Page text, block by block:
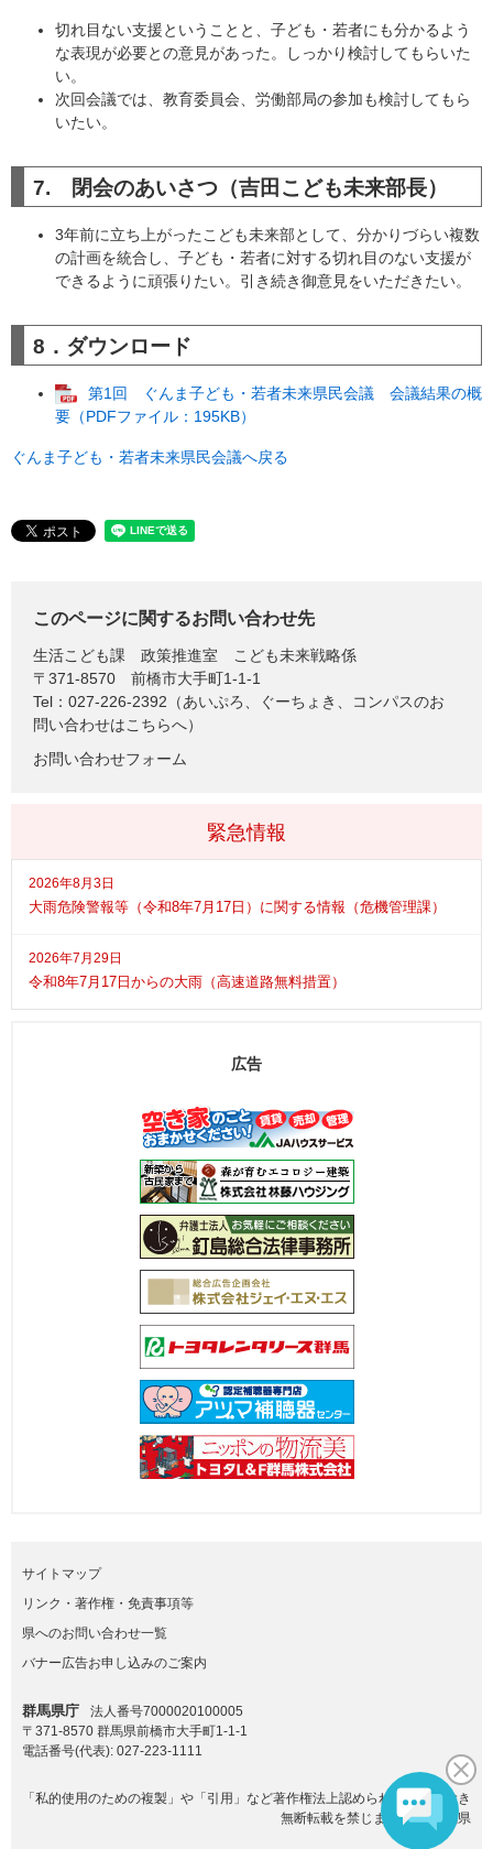
切れ目ない支援ということと、子ども・若者にも分かるよう
な表現が必要との意見があった。しっかり検討してもらいた
い。
次回会議では、教育委員会、労働部局の参加も検討してもら
いたい。
7. 閉会のあいさつ（吉田こども未来部長）
3年前に立ち上がったこども未来部として、分かりづらい複数
の計画を統合し、子ども・若者に対する切れ目のない支援が
できるように頑張りたい。引き続き御意見をいただきたい。
8．ダウンロード
第1回 ぐんま子ども・若者未来県民会議 会議結果の概
要（PDFファイル：195KB）
ぐんま子ども・若者未来県民会議へ戻る
このページに関するお問い合わせ先
生活こども課
政策推進室 こども未来戦略係
〒371-8570
前橋市大手町1-1-1
Tel：027-226-2392（あいぷろ、ぐーちょき、コンパスのお
問い合わせはこちらへ）
お問い合わせフォーム
緊急情報
2026年8月3日
大雨危険警報等（令和8年7月17日）に関する情報（危機管理課）
2026年7月29日
令和8年7月17日からの大雨（高速道路無料措置）
広告
サイトマップ
リンク・著作権・免責事項等
県へのお問い合わせ一覧
バナー広告お申し込みのご案内
群馬県庁
法人番号7000020100005
〒371-8570 群馬県前橋市大手町1-1-1
電話番号(代表): 027-223-1111
「私的使用のための複製」や「引用」など著作権法上認められた場合を除き
無断転載を禁じます。(C)群馬県